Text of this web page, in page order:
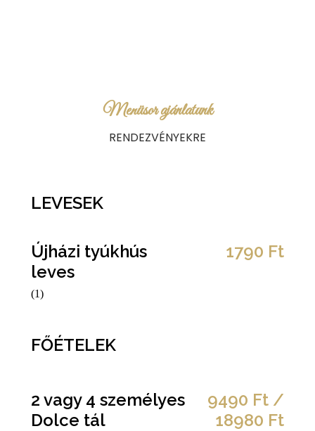
Menüsor ajánlatunk
RENDEZVÉNYEKRE
LEVESEK
Újházi tyúkhús
leves
(1)
1790 Ft
FŐÉTELEK
2 vagy 4 személyes
Dolce tál
9490 Ft /
18980 Ft